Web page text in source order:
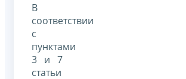
В
соответствии
с
пунктами
3 и 7
статьи